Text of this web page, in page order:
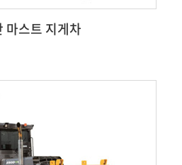
마스트 지게차